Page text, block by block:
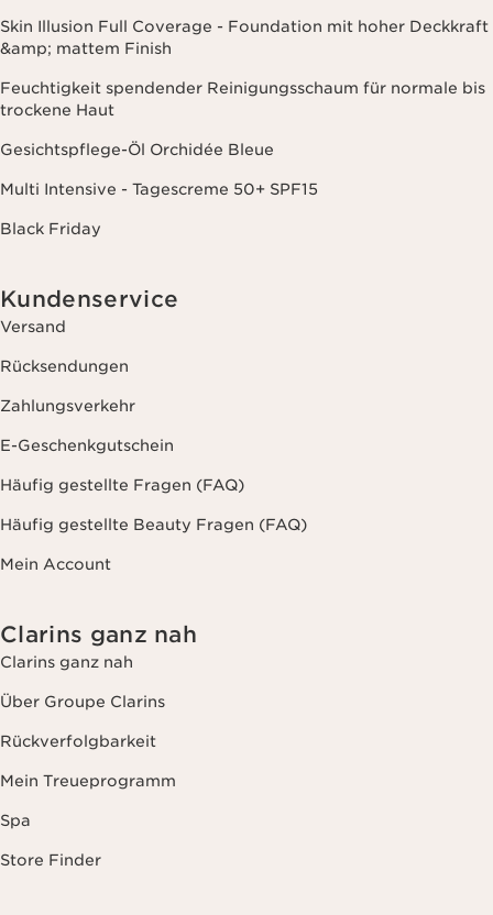
Skin Illusion Full Coverage - Foundation mit hoher Deckkraft
&amp; mattem Finish
Feuchtigkeit spendender Reinigungsschaum für normale bis
trockene Haut
Gesichtspflege-Öl Orchidée Bleue
Multi Intensive - Tagescreme 50+ SPF15
Black Friday
Kundenservice
Versand
Rücksendungen
Zahlungsverkehr
E-Geschenkgutschein
Häufig gestellte Fragen (FAQ)
Häufig gestellte Beauty Fragen (FAQ)
Mein Account
Clarins ganz nah
Clarins ganz nah
Über Groupe Clarins
Rückverfolgbarkeit
Mein Treueprogramm
Spa
Store Finder